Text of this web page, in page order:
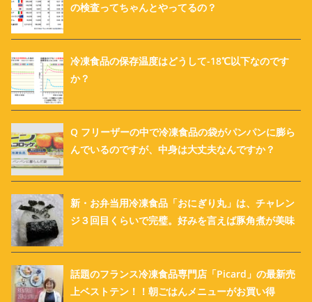
の検査ってちゃんとやってるの？
冷凍食品の保存温度はどうして-18℃以下なのです
か？
Q フリーザーの中で冷凍食品の袋がパンパンに膨ら
んでいるのですが、中身は大丈夫なんですか？
新・お弁当用冷凍食品「おにぎり丸」は、チャレン
ジ３回目くらいで完璧。好みを言えば豚角煮が美味
話題のフランス冷凍食品専門店「Picard」の最新売
上ベストテン！！朝ごはんメニューがお買い得